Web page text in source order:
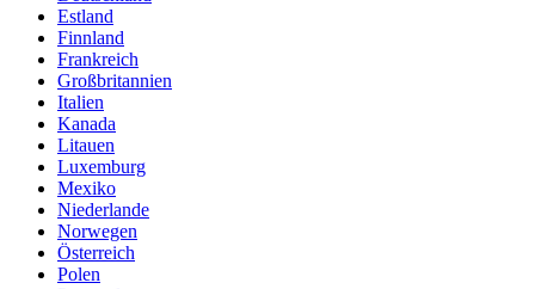
Estland
Finnland
Frankreich
Großbritannien
Italien
Kanada
Litauen
Luxemburg
Mexiko
Niederlande
Norwegen
Österreich
Polen